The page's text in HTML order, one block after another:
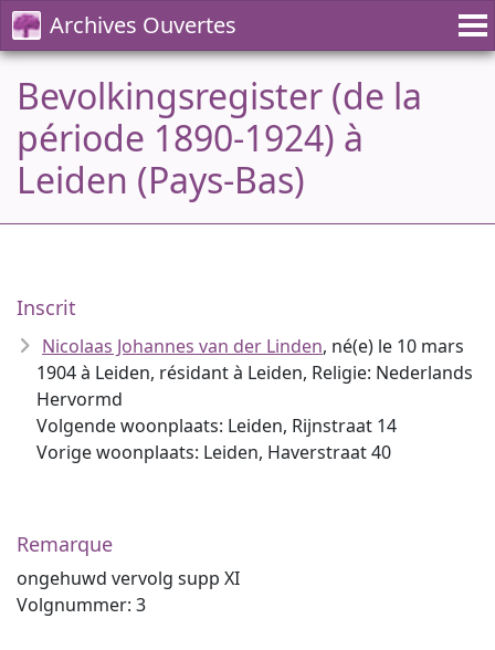
Archives Ouvertes
Bevolkingsregister (de la
période 1890-1924) à
Leiden (Pays-Bas)
Inscrit
Nicolaas Johannes van der Linden, né(e) le 10 mars
1904 à Leiden, résidant à Leiden, Religie: Nederlands
Hervormd
Volgende woonplaats: Leiden, Rijnstraat 14
Vorige woonplaats: Leiden, Haverstraat 40
Remarque
ongehuwd vervolg supp XI
Volgnummer: 3